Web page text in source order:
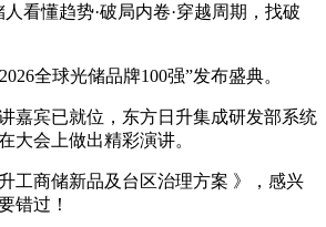
看懂趋势·破局内卷·穿越周期，找破
全球光储品牌100强”发布盛典。
嘉宾已就位，东方日升集成研发部系统
大会上做出精彩演讲。
工商储新品及台区治理方案 》，感兴
错过！